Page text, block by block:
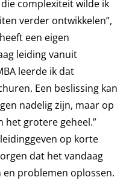
complexiteit wilde ik
verder ontwikkelen”,
een eigen
leiding vanuit
leerde ik dat
Een beslissing kan
nadelig zijn, maar op
het grotere geheel.”
op korte
dat het vandaag
en problemen oplossen.